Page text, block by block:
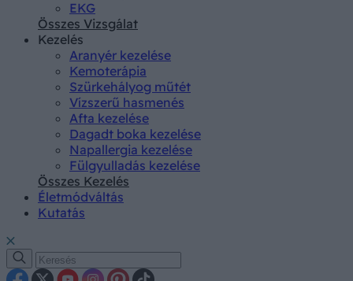
EKG
Összes Vizsgálat
Kezelés
Aranyér kezelése
Kemoterápia
Szürkehályog műtét
Vízszerű hasmenés
Afta kezelése
Dagadt boka kezelése
Napallergia kezelése
Fülgyulladás kezelése
Összes Kezelés
Életmódváltás
Kutatás